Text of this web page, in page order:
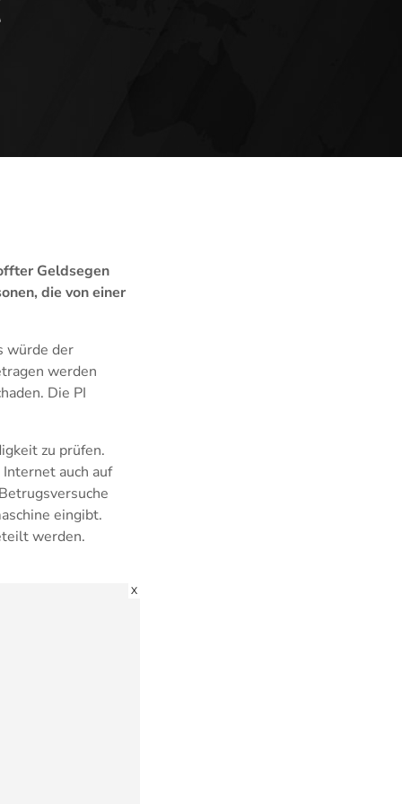
Geldsegen
die von einer
würde der
werden
Die PI
zu prüfen.
auch auf
eingibt.
werden.
X